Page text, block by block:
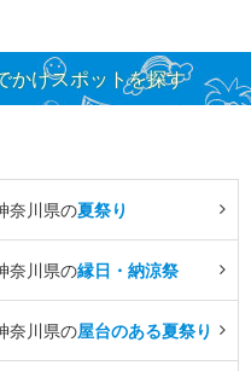
かけスポットを探す
奈川県の夏祭り
奈川県の縁日・納涼祭
奈川県の屋台のある夏祭り